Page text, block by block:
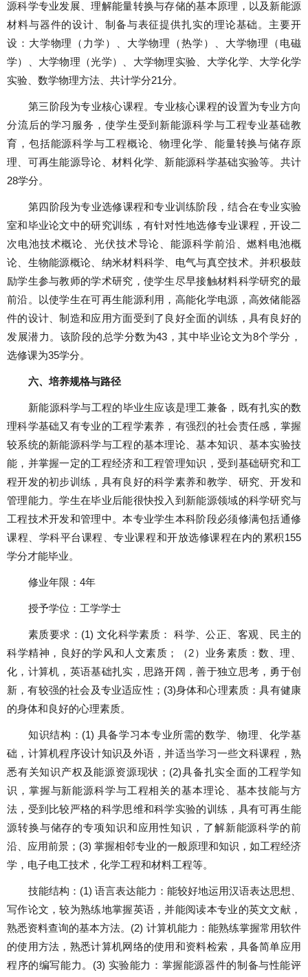
源科学专业发展、理解能量转换与存储的基本原理，以及新能源
材料与器件的设计、制备与表征提供扎实的理论基础。主要开
设：大学物理（力学）、大学物理（热学）、大学物理（电磁
学）、大学物理（光学）、大学物理实验、大学化学、大学化学
实验、数学物理方法、共计学分21分。
第三阶段为专业核心课程。专业核心课程的设置为专业方向
分流后的学习服务，使学生受到新能源科学与工程专业基础教
育，包括能源科学与工程概论、物理化学、能量转换与储存原
理、可再生能源导论、材料化学、新能源科学基础实验等。共计
28学分。
第四阶段为专业选修课程和专业训练阶段，结合在专业实验
室和毕业论文中的研究训练，有针对性地选修专业课程，开设二
次电池技术概论、光伏技术导论、能源科学前沿、燃料电池概
论、生物能源概论、纳米材料科学、电气与真空技术。并积极鼓
励学生参与教师的学术研究，使学生尽早接触材料科学研究的最
前沿。以使学生在可再生能源利用，高能化学电源，高效储能器
件的设计、制造和应用方面受到了良好全面的训练，具有良好的
发展潜力。该阶段的总学分数为43 ，其中毕业论文为8个学分，
选修课为35学分。
六、培养规格与路径
新能源科学与工程的毕业生应该是理工兼备，既有扎实的数
理科学基础又有专业的工程学素养，有强烈的社会责任感，掌握
较系统的新能源科学与工程的基本理论、基本知识、基本实验技
能，并掌握一定的工程经济和工程管理知识，受到基础研究和工
程开发的初步训练，具有良好的科学素养和教学、研究、开发和
管理能力。学生在毕业后能很快投入到新能源领域的科学研究与
工程技术开发和管理中。本专业学生本科阶段必须修满包括通修
课程、学科平台课程、专业课程和开放选修课程在内的累积155
学分才能毕业。
修业年限： 4年
授予学位：工学学士
素质要求： (1) 文化科学素质： 科学、公正、客观、民主的
科学精神，良好的学风和人文素质；（2）业务素质：数、理、
化，计算机，英语基础扎实，思路开阔，善于独立思考，勇于创
新，有较强的社会及专业适应性； (3)身体和心理素质：具有健康
的身体和良好的心理素质。
知识结构： (1) 具备学习本专业所需的数学、物理、化学基
础，计算机程序设计知识及外语，并适当学习一些文科课程，熟
悉有关知识产权及能源资源现状； (2)具备扎实全面的工程学知
识，掌握与新能源科学与工程相关的基本理论、基本技能与方
法，受到比较严格的科学思维和科学实验的训练，具有可再生能
源转换与储存的专项知识和应用性知识，了解新能源科学的前
沿、应用前景； (3)掌握相邻专业的一般原理和知识，如工程经济
学，电子电工技术，化学工程和材料工程等。
技能结构： (1) 语言表达能力：能较好地运用汉语表达思想、
写作论文，较为熟练地掌握英语，并能阅读本专业的英文文献，
熟悉资料查询的基本方法。 (2) 计算机能力：能熟练掌握常用软件
的使用方法，熟悉计算机网络的使用和资料检索，具备简单应用
程序的编写能力。 (3) 实验能力：掌握能源器件的制备与性能评